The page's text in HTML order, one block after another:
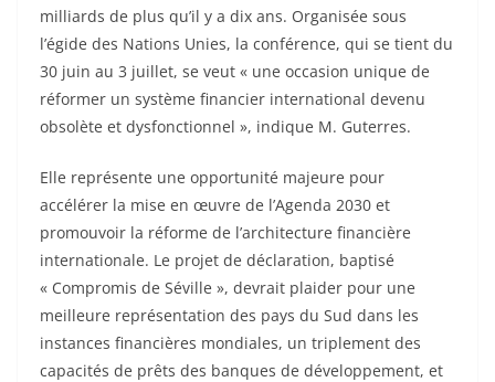
milliards de plus qu’il y a dix ans. Organisée sous
l’égide des Nations Unies, la conférence, qui se tient du
30 juin au 3 juillet, se veut « une occasion unique de
réformer un système financier international devenu
obsolète et dysfonctionnel », indique M. Guterres.
Elle représente une opportunité majeure pour
accélérer la mise en œuvre de l’Agenda 2030 et
promouvoir la réforme de l’architecture financière
internationale. Le projet de déclaration, baptisé
« Compromis de Séville », devrait plaider pour une
meilleure représentation des pays du Sud dans les
instances financières mondiales, un triplement des
capacités de prêts des banques de développement, et